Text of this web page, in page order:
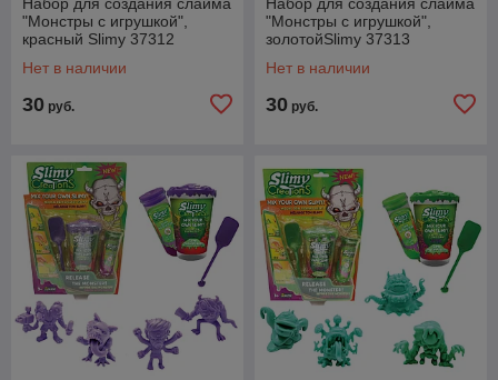
"Монстры с игрушкой",
красный Slimy 37312
Нет в наличии
30 руб.
"Монстры с игрушкой",
золотойSlimy 37313
Нет в наличии
30 руб.